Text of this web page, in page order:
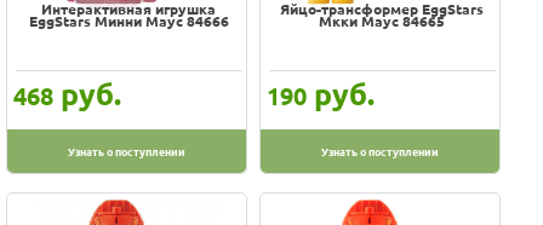
Интерактивная игрушка
EggStars Минни Маус 84666
468 руб.
Узнать о поступлении
Яйцо-трансформер EggStars
Мкки Маус 84665
190 руб.
Узнать о поступлении